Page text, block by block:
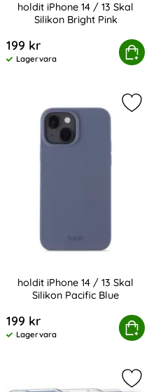
holdit iPhone 14 / 13 Skal
Silikon Bright Pink
199 kr
Tillgänglighet:
Lagervara
Köp
holdit iPhone 14 / 13 Skal
holdit iPhone 14 / 13 Skal
Silikon Pacific Blue
199 kr
Tillgänglighet:
Lagervara
Köp
holdit iPhone 14 / 13 Skal